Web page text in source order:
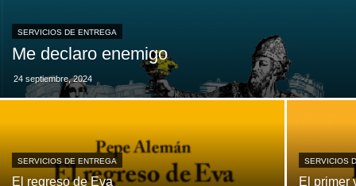
SERVICIOS DE ENTREGA
Me declaro enemigo
24 septiembre, 2024
SERVICIOS DE ENTREGA
El regreso de Eva
SERVICIOS
El primer